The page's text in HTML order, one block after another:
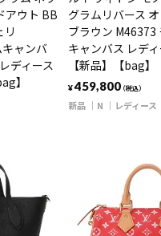
アウト BB
リ
ャンバ
ディース
】
グラムリバース
ブラウン M46373
キャンバス レデ
【新品】【bag】
¥459,800（税込）
新品 N レディース